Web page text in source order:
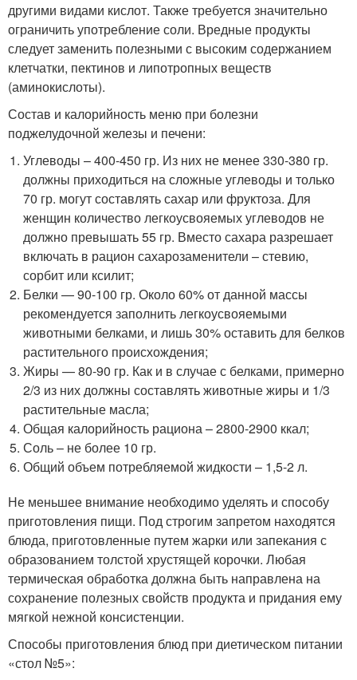
другими видами кислот. Также требуется значительно
ограничить употребление соли. Вредные продукты
следует заменить полезными с высоким содержанием
клетчатки, пектинов и липотропных веществ
(аминокислоты).
Состав и калорийность меню при болезни
поджелудочной железы и печени:
Углеводы – 400-450 гр. Из них не менее 330-380 гр.
должны приходиться на сложные углеводы и только
70 гр. могут составлять сахар или фруктоза. Для
женщин количество легкоусвояемых углеводов не
должно превышать 55 гр. Вместо сахара разрешает
включать в рацион сахарозаменители – стевию,
сорбит или ксилит;
Белки — 90-100 гр. Около 60% от данной массы
рекомендуется заполнить легкоусвояемыми
животными белками, и лишь 30% оставить для белков
растительного происхождения;
Жиры — 80-90 гр. Как и в случае с белками, примерно
2/3 из них должны составлять животные жиры и 1/3
растительные масла;
Общая калорийность рациона – 2800-2900 ккал;
Соль – не более 10 гр.
Общий объем потребляемой жидкости – 1,5-2 л.
Не меньшее внимание необходимо уделять и способу
приготовления пищи. Под строгим запретом находятся
блюда, приготовленные путем жарки или запекания с
образованием толстой хрустящей корочки. Любая
термическая обработка должна быть направлена на
сохранение полезных свойств продукта и придания ему
мягкой нежной консистенции.
Способы приготовления блюд при диетическом питании
«стол №5»: